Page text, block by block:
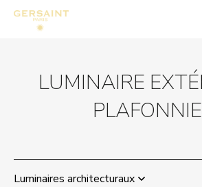
LUMINAIRE
Luminaires architecturaux